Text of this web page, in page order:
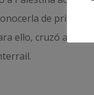
de
ello, cruzó a